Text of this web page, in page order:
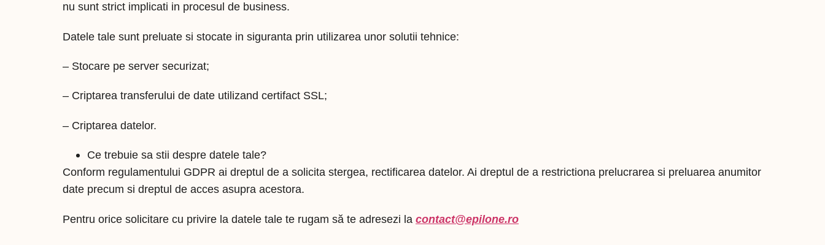
nu sunt strict implicati in procesul de business.
Datele tale sunt preluate si stocate in siguranta prin utilizarea unor solutii tehnice:
– Stocare pe server securizat;
– Criptarea transferului de date utilizand certifact SSL;
– Criptarea datelor.
Ce trebuie sa stii despre datele tale?
Conform regulamentului GDPR ai dreptul de a solicita stergea, rectificarea datelor. Ai dreptul de a restrictiona prelucrarea si preluarea anumitor
date precum si dreptul de acces asupra acestora.
Pentru orice solicitare cu privire la datele tale te rugam să te adresezi la contact@epilone.ro